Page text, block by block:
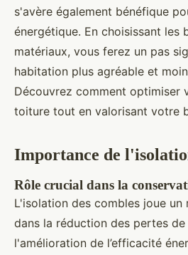
s'avère également bénéfique
énergétique. En choisissant les
matériaux, vous ferez un pas
habitation plus agréable et
Découvrez comment optimiser
toiture tout en valorisant votre
Importance de
Rôle crucial dans la
L'isolation des combles joue un
dans la réduction des pertes de
l'amélioration de l’efficacité